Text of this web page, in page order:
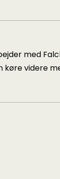
med
køre videre